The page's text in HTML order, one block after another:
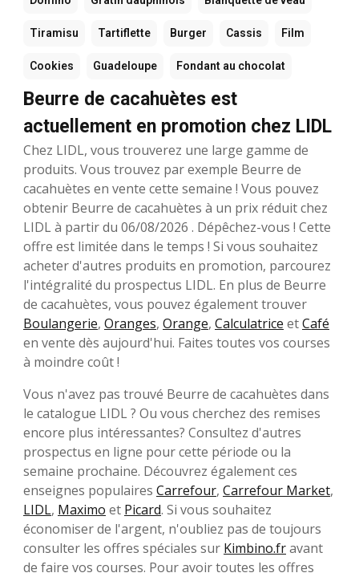
Tiramisu Tartiflette Burger Cassis Film
Cookies Guadeloupe Fondant au chocolat
Beurre de cacahuètes est
actuellement en promotion chez LIDL
Chez LIDL, vous trouverez une large gamme de
produits. Vous trouvez par exemple Beurre de
cacahuètes en vente cette semaine ! Vous pouvez
obtenir Beurre de cacahuètes à un prix réduit chez
LIDL à partir du 06/08/2026 . Dépêchez-vous ! Cette
offre est limitée dans le temps ! Si vous souhaitez
acheter d'autres produits en promotion, parcourez
l'intégralité du prospectus LIDL. En plus de Beurre
de cacahuètes, vous pouvez également trouver
Boulangerie, Oranges, Orange, Calculatrice etCafé
en vente dès aujourd'hui. Faites toutes vos courses
à moindre coût !
Vous n'avez pas trouvé Beurre de cacahuètes dans
le catalogue LIDL ? Ou vous cherchez des remises
encore plus intéressantes? Consultez d'autres
prospectus en ligne pour cette période ou la
semaine prochaine. Découvrez également ces
enseignes populaires Carrefour, Carrefour Market,
LIDL, Maximo et Picard. Si vous souhaitez
économiser de l'argent, n'oubliez pas de toujours
consulter les offres spéciales sur Kimbino.fravant
de faire vos courses. Pour avoir toutes les offres